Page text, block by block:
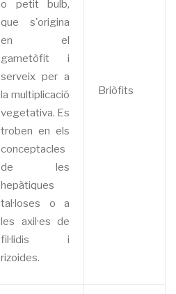
o petit bulb,
que s'origina
en el
gametòfit i
serveix per a
la multiplicació
vegetativa. Es
troben en els
conceptacles
de les
hepàtiques
tal·loses o a
les axil·es de
fil·lidis i
rizoides.
Briòfits